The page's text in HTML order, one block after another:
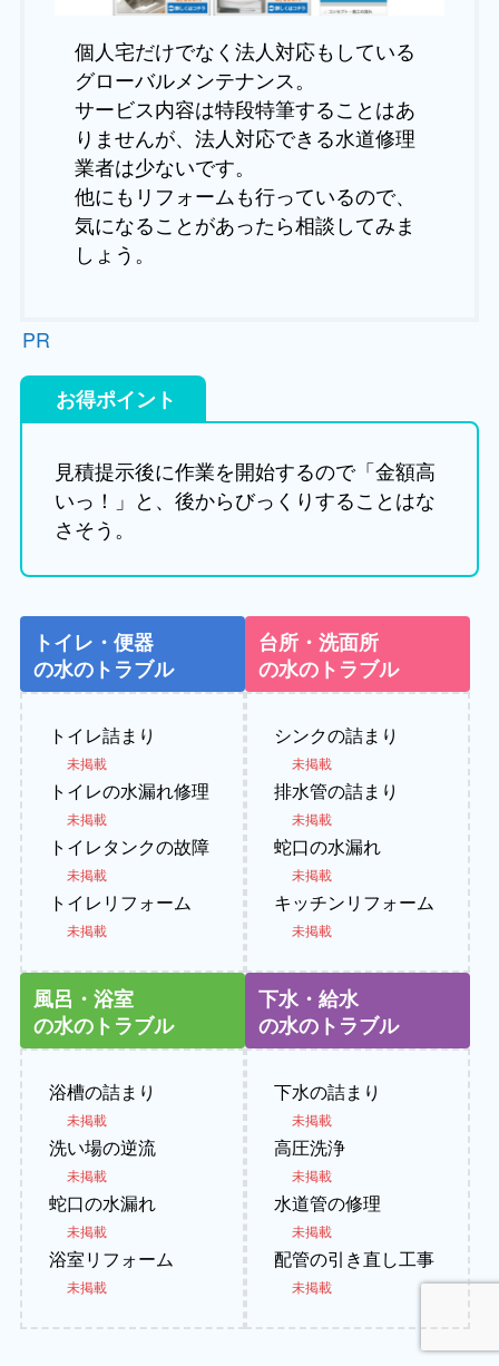
個人宅だけでなく法人対応もしている
グローバルメンテナンス。
サービス内容は特段特筆することはあ
りませんが、法人対応できる水道修理
業者は少ないです。
他にもリフォームも行っているので、
気になることがあったら相談してみま
しょう。
PR
お得ポイント
見積提示後に作業を開始するので「金額高
いっ！」と、後からびっくりすることはな
さそう。
トイレ・便器
の水のトラブル
トイレ詰まり
未掲載
トイレの水漏れ修理
未掲載
トイレタンクの故障
未掲載
トイレリフォーム
未掲載
台所・洗面所
の水のトラブル
シンクの詰まり
未掲載
排水管の詰まり
未掲載
蛇口の水漏れ
未掲載
キッチンリフォーム
未掲載
風呂・浴室
の水のトラブル
浴槽の詰まり
未掲載
洗い場の逆流
未掲載
蛇口の水漏れ
未掲載
浴室リフォーム
未掲載
下水・給水
の水のトラブル
下水の詰まり
未掲載
高圧洗浄
未掲載
水道管の修理
未掲載
配管の引き直し工事
未掲載